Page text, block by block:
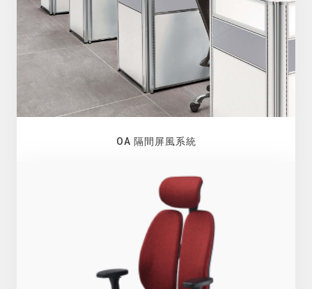
OA 隔間屏風系統